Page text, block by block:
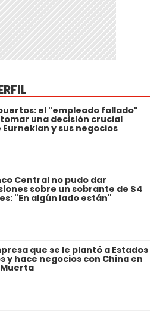
el "empleado fallado"
una decisión crucial
Eurnekian y sus negocios
Central no pudo dar
sobre un sobrante de $4
"En algún lado están"
que se le plantó a Estados
y hace negocios con China en